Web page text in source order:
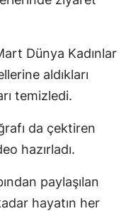
Gaziantep
Giresun
Hakkari
Isparta
Dünya Kadınlar
aldıkları
temizledi.
da çektiren
hazırladı.
paylaşılan
hayatın her